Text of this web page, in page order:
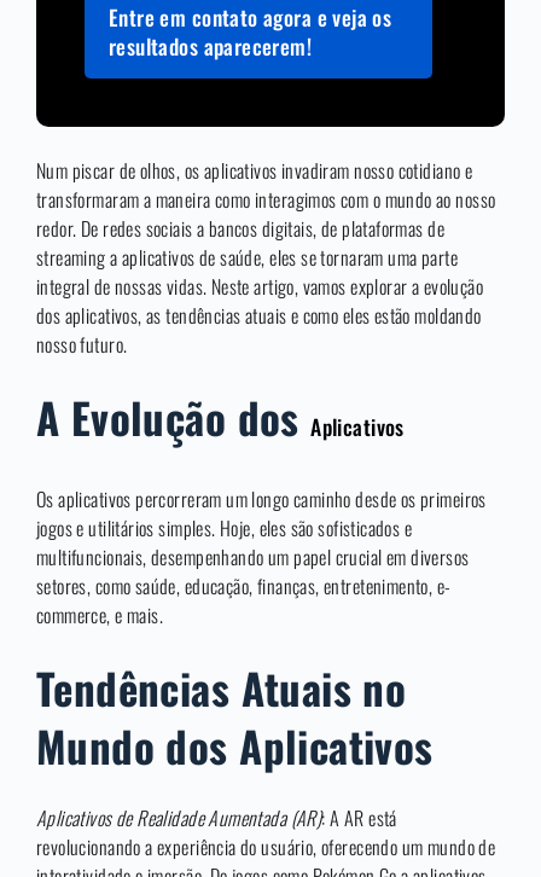
Entre em contato agora e veja os
resultados aparecerem!
Num piscar de olhos, os aplicativos invadiram nosso cotidiano e
transformaram a maneira como interagimos com o mundo ao nosso
redor. De redes sociais a bancos digitais, de plataformas de
streaming a aplicativos de saúde, eles se tornaram uma parte
integral de nossas vidas. Neste artigo, vamos explorar a evolução
dos aplicativos, as tendências atuais e como eles estão moldando
nosso futuro.
A Evolução dosAplicativos
Os aplicativos percorreram um longo caminho desde os primeiros
jogos e utilitários simples. Hoje, eles são sofisticados e
multifuncionais, desempenhando um papel crucial em diversos
setores, como saúde, educação, finanças, entretenimento, e-
commerce, e mais.
Tendências Atuais no
Mundo dos Aplicativos
Aplicativos de Realidade Aumentada (AR): A AR está
revolucionando a experiência do usuário, oferecendo um mundo de